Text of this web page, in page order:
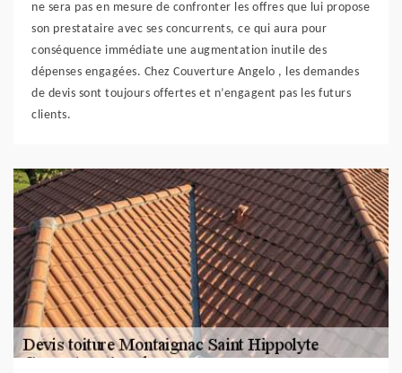
ne sera pas en mesure de confronter les offres que lui propose
son prestataire avec ses concurrents, ce qui aura pour
conséquence immédiate une augmentation inutile des
dépenses engagées. Chez Couverture Angelo , les demandes
de devis sont toujours offertes et n’engagent pas les futurs
clients.